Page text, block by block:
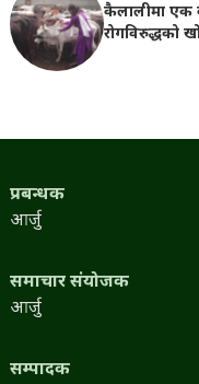
कैलालीमा एक
रोगविरुद्धको
प्रबन्धक
आर्जु
समाचार संयोजक
आर्जु
सम्पादक